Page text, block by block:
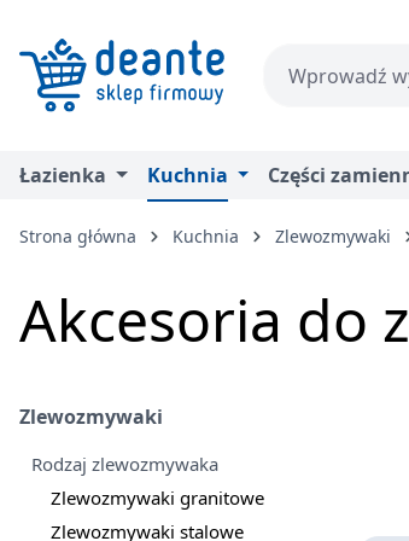
Łazienka Kuchnia Części
Strona główna Kuchnia Zlewozmywaki
Akcesoria do
Zlewozmywaki
Rodzaj zlewozmywaka
Zlewozmywaki granitowe
Zlewozmywaki stalowe